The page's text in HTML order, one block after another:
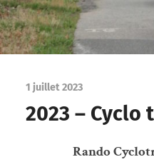
1 juillet 2023
2023 – Cyclo
Rando